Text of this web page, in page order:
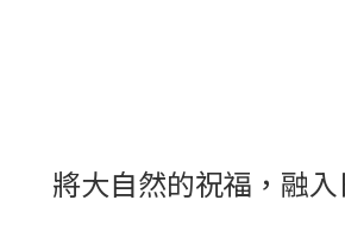
將大自然的祝福，融入